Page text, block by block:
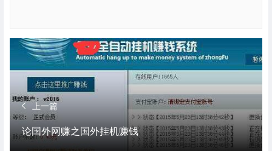
上一篇
论国外网赚之国外挂机赚钱